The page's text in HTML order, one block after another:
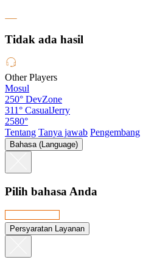
Tidak ada hasil
Other Players
Mosul
250° DevZone
311° CasualJerry
2580°
Tentang Tanya jawab Pengembang
Bahasa (Language)
Pilih bahasa Anda
Persyaratan Layanan